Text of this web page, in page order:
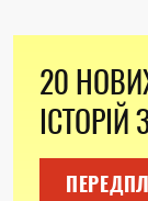
20
ІСТОРІЙ